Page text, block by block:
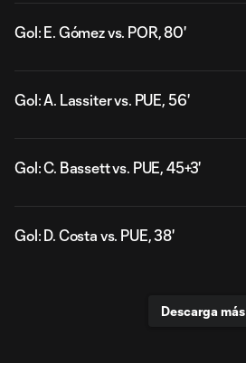
Gol: E. Gómez vs. POR, 80'
Gol: A. Lassiter vs. PUE, 56'
Gol: C. Bassett vs. PUE, 45+3'
Gol: D. Costa vs. PUE, 38'
Descarga más